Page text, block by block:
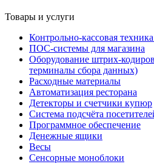
Товары и услуги
Контрольно-кассовая
ПОС-системы для магазина
Оборудование штрих-
терминалы сбора данных)
Расходные материалы
Автоматизация ресторана
Детекторы и счетчики купюр
Система подсчёта
Программное обеспечение
Денежные ящики
Весы
Сенсорные моноблоки